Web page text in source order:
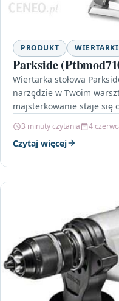
PRODUKT WIERTARKI
Parkside
Wiertarka stołowa
narzędzie w Twoim
majsterkowanie staje się
3 minuty czytania 4
Czytaj więcej